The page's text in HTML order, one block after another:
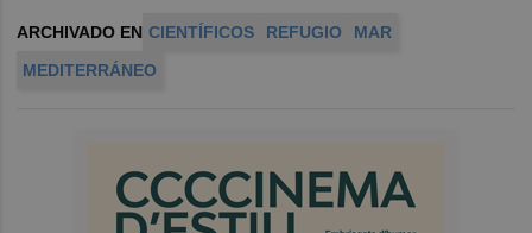
ARCHIVADO EN CIENTÍFICOS REFUGIO
MAR
MEDITERRÁNEO